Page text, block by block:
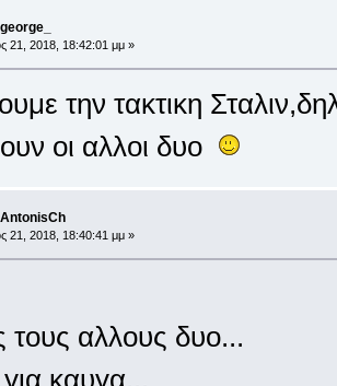
21, 2018, 18:42:01 μμ »
την τακτικη
οι αλλοι δυο
21, 2018, 18:40:41 μμ »
τους αλλους δυο...
για καυγα...